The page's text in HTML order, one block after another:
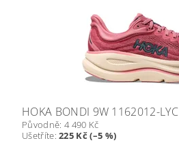
HOKA BONDI 9W 1162012-LYC
Původně: 4 490 Kč
Ušetříte:225 Kč (–5 %)